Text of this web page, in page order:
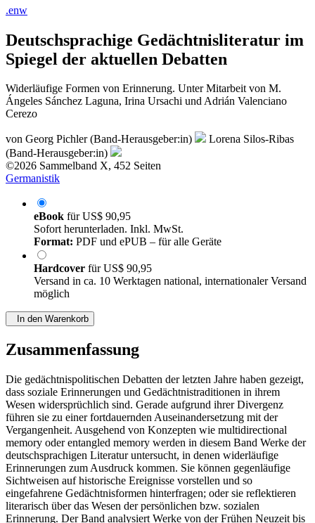
.enw
Deutschsprachige Gedächtnisliteratur im
Spiegel der aktuellen Debatten
Widerläufige Formen von Erinnerung. Unter Mitarbeit von M.
Ángeles Sánchez Laguna, Irina Ursachi und Adrián Valenciano
Cerezo
von Georg Pichler (Band-Herausgeber:in)
Lorena Silos-Ribas
(Band-Herausgeber:in)
©2026 Sammelband X, 452 Seiten
Germanistik
eBook fürUS$ 90,95
Sofort herunterladen. Inkl. MwSt.
Format: PDF und ePUB – für alle Geräte
Hardcover fürUS$ 90,95
Versand in ca. 10 Werktagen national, internationaler Versand
möglich
In den Warenkorb
Zusammenfassung
Die gedächtnispolitischen Debatten der letzten Jahre haben gezeigt,
dass soziale Erinnerungen und Gedächtnistraditionen in ihrem
Wesen widersprüchlich sind. Gerade aufgrund ihrer Divergenz
führen sie zu einer fortdauernden Auseinandersetzung mit der
Vergangenheit. Ausgehend von Konzepten wie multidirectional
memory oder entangled memory werden in diesem Band Werke der
deutschsprachigen Literatur untersucht, in denen widerläufige
Erinnerungen zum Ausdruck kommen. Sie können gegenläufige
Sichtweisen auf historische Ereignisse vorstellen und so
eingefahrene Gedächtnisformen hinterfragen; oder sie reflektieren
literarisch über das Wesen der persönlichen bzw. sozialen
Erinnerung. Der Band analysiert Werke von der Frühen Neuzeit bis